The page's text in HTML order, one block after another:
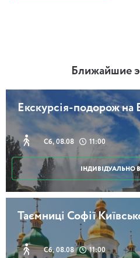
Ближайшие
Екскурсія-подорож
Сб, 08.08 11:00
ІНДИВІДУАЛЬНО
Таємниці Софії
Сб, 08.08 11:00